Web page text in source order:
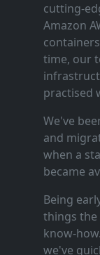
Amazon
time, our
practised
We've
and
when a
became
Being
things the
we've